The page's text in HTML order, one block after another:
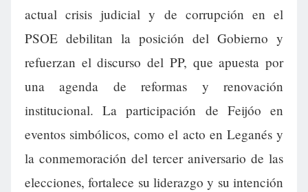
actual crisis judicial y de corrupción en el
PSOE debilitan la posición del Gobierno y
refuerzan el discurso del PP, que apuesta por
una agenda de reformas y renovación
institucional. La participación de Feijóo en
eventos simbólicos, como el acto en Leganés y
la conmemoración del tercer aniversario de las
elecciones, fortalece su liderazgo y su intención